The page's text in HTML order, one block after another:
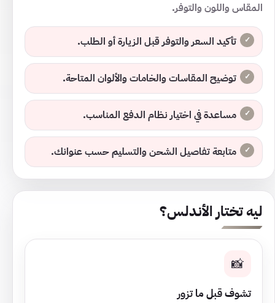
المقاس واللون والتوفر.
تأكيد السعر والتوفر قبل الزيارة أو الطلب.
توضيح المقاسات والخامات والألوان المتاحة.
مساعدة في اختيار نظام الدفع المناسب.
متابعة تفاصيل الشحن والتسليم حسب عنوانك.
ليه تختار الأندلس؟
📸
تشوف قبل ما تزور